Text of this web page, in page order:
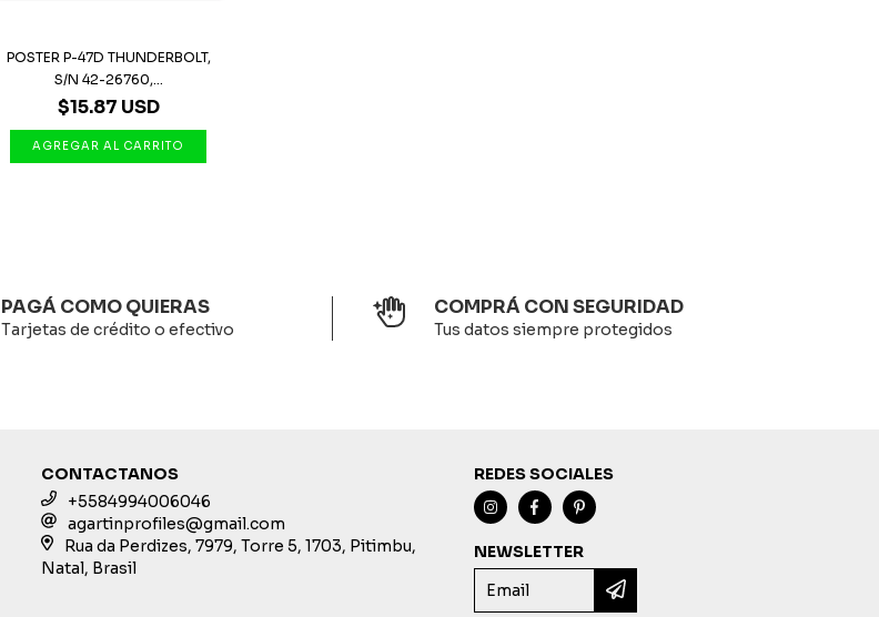
POSTER P-47D THUNDERBOLT,
S/N 42-26760,...
$15.87 USD
PAGÁ COMO QUIERAS
Tarjetas de crédito o efectivo
COMPRÁ CON SEGURIDAD
Tus datos siempre protegidos
CONTACTANOS
+5584994006046
agartinprofiles@gmail.com
Rua da Perdizes, 7979, Torre 5, 1703, Pitimbu,
Natal, Brasil
REDES SOCIALES
NEWSLETTER